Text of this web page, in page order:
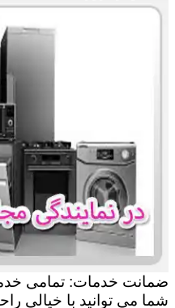
ضمانت خدمات: تمامی
شما می توانید با خیالی